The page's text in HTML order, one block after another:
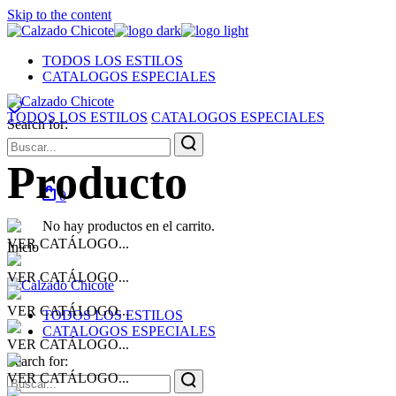
Skip to the content
TODOS LOS ESTILOS
CATALOGOS ESPECIALES
Search for:
0
No hay productos en el carrito.
TODOS LOS ESTILOS
CATALOGOS ESPECIALES
Search for:
TODOS LOS ESTILOS CATALOGOS ESPECIALES
Producto
Inicio
VER CATÁLOGO...
VER CATÁLOGO...
VER CATÁLOGO...
VER CATÁLOGO...
VER CATÁLOGO...